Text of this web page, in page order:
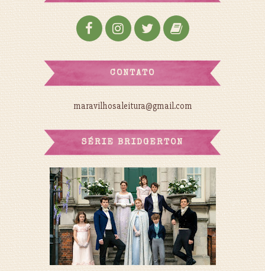
CONTATO
maravilhosaleitura@gmail.com
SÉRIE BRIDGERTON